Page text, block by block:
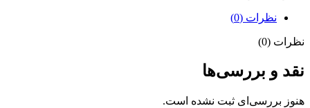
نظرات (0)
نظرات (0)
نقد و بررسی‌ها
هنوز بررسی‌ای ثبت نشده است.